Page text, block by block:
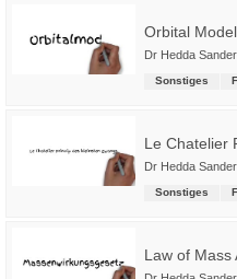
Orbital Model
Dr Hedda Sander
Sonstiges
Le Chatelier
Dr Hedda Sander
Sonstiges
Law of Mass